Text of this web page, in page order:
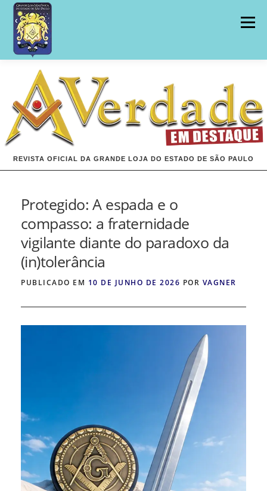
Pular
conteúdo
Menu
INÍCIO EDIÇÕES
REVISTA OFICIAL DA GRANDE LOJA DO ESTADO DE SÃO PAULO
Protegido: A espada e o
compasso: a fraternidade
vigilante diante do paradoxo da
(in)tolerância
PUBLICADO EM 10 DE JUNHO DE 2026 POR VAGNER